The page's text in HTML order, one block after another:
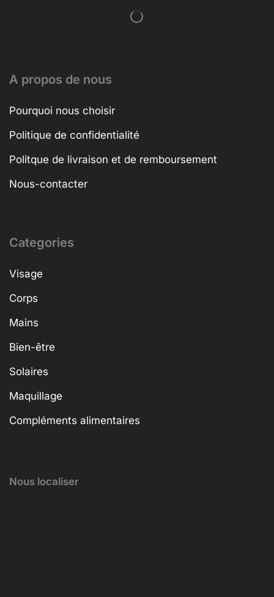
A propos de nous
Pourquoi nous choisir
Politique de confidentialité
Politque de livraison et de remboursement
Nous-contacter
Categories
Visage
Corps
Mains
Bien-être
Solaires
Maquillage
Compléments alimentaires
Nous localiser